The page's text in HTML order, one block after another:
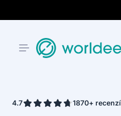
4.7 1870+ recenzí